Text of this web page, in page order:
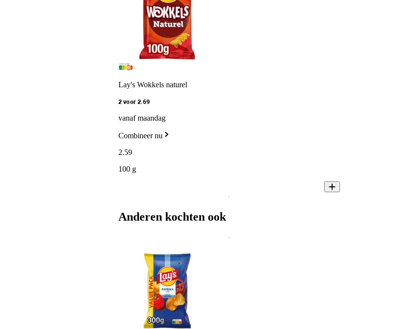
Lay's Wokkels naturel
2 voor 2.69
vanaf maandag
Combineer nu
2.59
100 g
Anderen kochten ook